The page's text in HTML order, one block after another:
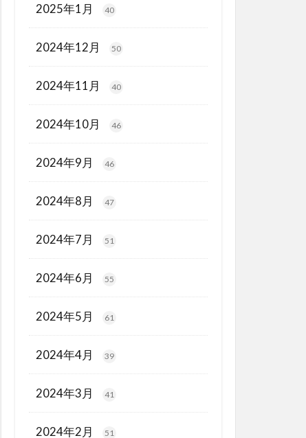
2025年1月 40
2024年12月 50
2024年11月 40
2024年10月 46
2024年9月 46
2024年8月 47
2024年7月 51
2024年6月 55
2024年5月 61
2024年4月 39
2024年3月 41
2024年2月 51